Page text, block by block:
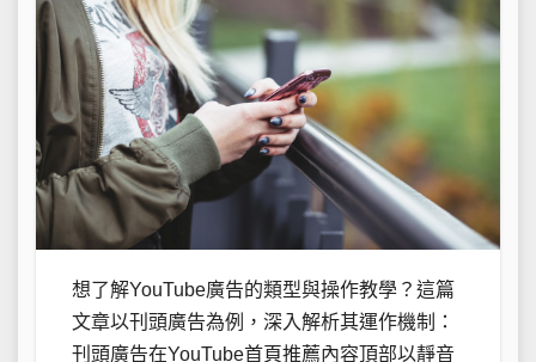
想了解YouTube廣告的類型與操作教學？這篇
文章以刊頭廣告為例，深入解析其運作機制：
刊頭廣告在YouTube首頁推薦內容頂部以靜音